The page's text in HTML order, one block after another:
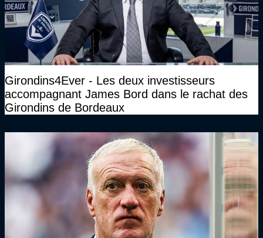
Girondins4Ever - Les deux investisseurs
accompagnant James Bord dans le rachat des
Girondins de Bordeaux